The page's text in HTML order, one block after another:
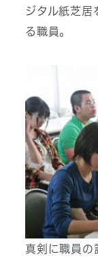
ジタル紙芝居
る職員。
真剣に職員の